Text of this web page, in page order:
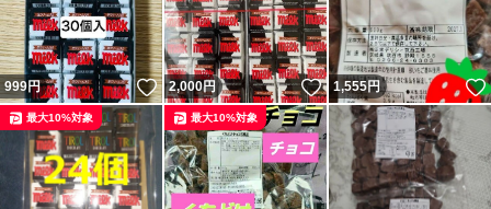
999円 いいね！
2,000円 いいね！
1,555円
最大10%対象 最大10%対象